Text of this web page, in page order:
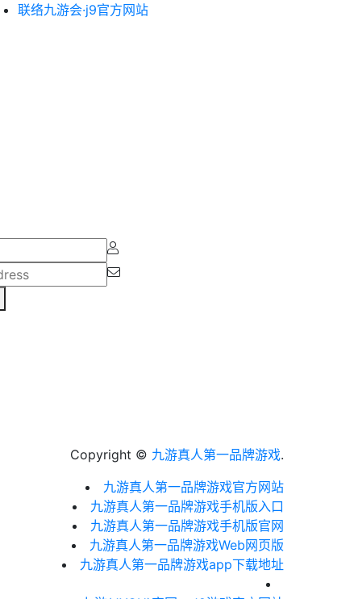
联络九游会·j9官方网站
Copyright © 九游真人第一品牌游戏.
九游真人第一品牌游戏官方网站
九游真人第一品牌游戏手机版入口
九游真人第一品牌游戏手机版官网
九游真人第一品牌游戏Web网页版
九游真人第一品牌游戏app下载地址